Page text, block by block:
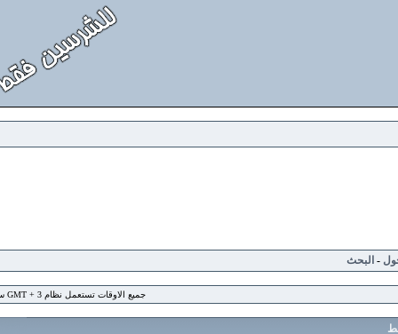
جميع الاوقات تستعمل نظام GMT + 3 ساعة